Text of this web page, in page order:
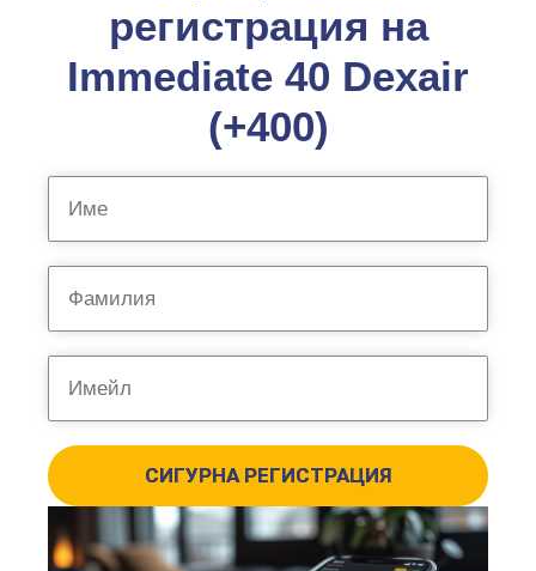
регистрация на
Immediate 40 Dexair
(+400)
СИГУРНА РЕГИСТРАЦИЯ